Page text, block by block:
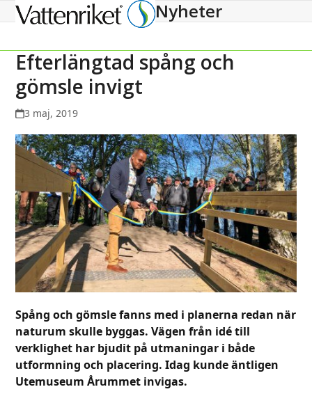
Open
menu
Close
menu
Nyheter
Efterlängtad spång och
gömsle invigt
3 maj, 2019
Spång och gömsle fanns med i planerna redan när
naturum skulle byggas. Vägen från idé till
verklighet har bjudit på utmaningar i både
utformning och placering. Idag kunde äntligen
Utemuseum Årummet invigas.